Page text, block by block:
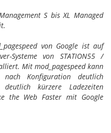
S bis XL Managed
von Google ist auf
Systeme von STATION55 /
Mit mod_pagespeed kann
Konfiguration deutlich
kürzere Ladezeiten
the Web Faster mit Google